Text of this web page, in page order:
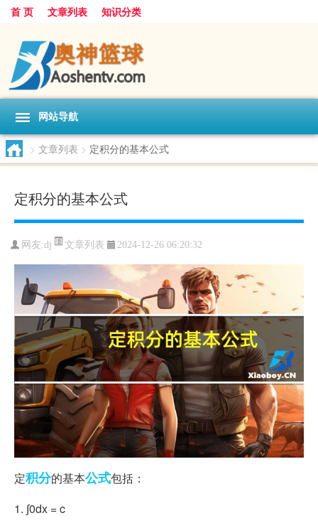
首 页 文章列表 知识分类
网站导航
> 文章列表 > 定积分的基本公式
定积分的基本公式
网友:dj 文章列表 2024-12-26 06:20:32
定积分的基本公式包括：
1. ∫0dx = c